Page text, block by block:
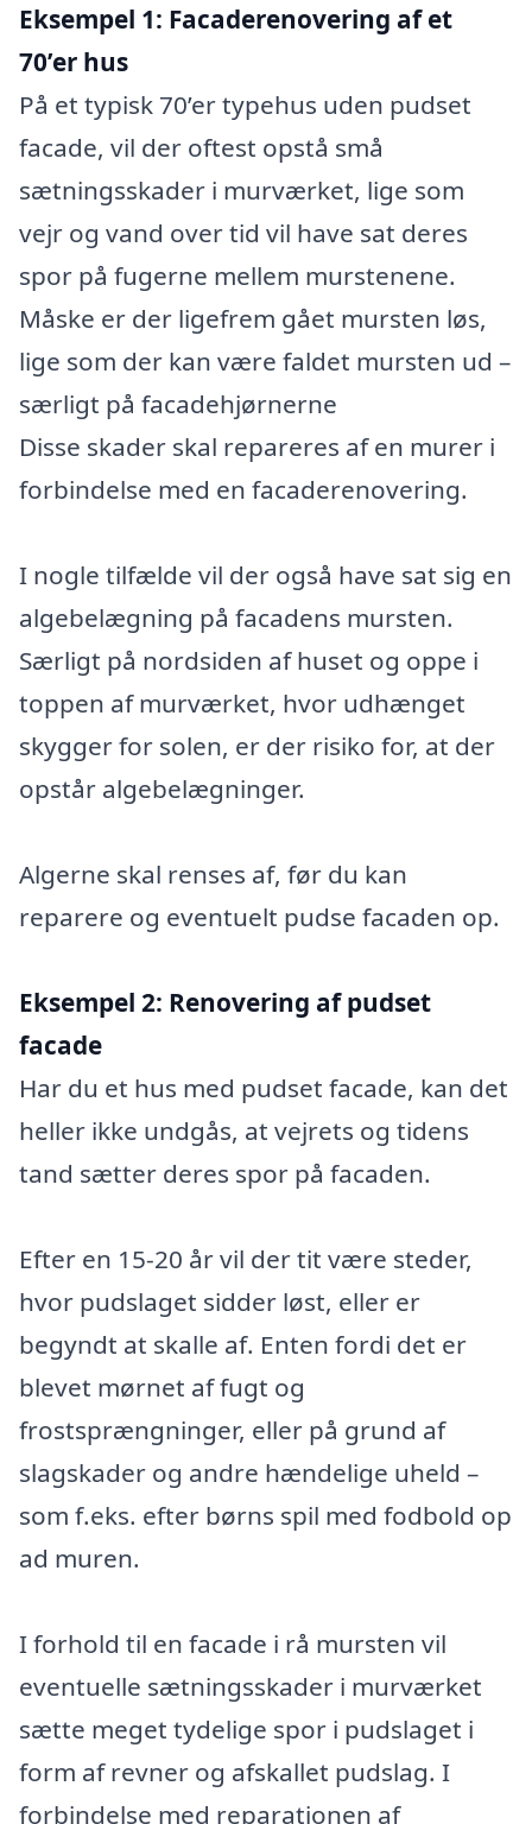
Eksempel 1: Facaderenovering af et
70’er hus
På et typisk 70’er typehus uden pudset
facade, vil der oftest opstå små
sætningsskader i murværket, lige som
vejr og vand over tid vil have sat deres
spor på fugerne mellem murstenene.
Måske er der ligefrem gået mursten løs,
lige som der kan være faldet mursten ud –
særligt på facadehjørnerne
Disse skader skal repareres af en murer i
forbindelse med en facaderenovering.
I nogle tilfælde vil der også have sat sig en
algebelægning på facadens mursten.
Særligt på nordsiden af huset og oppe i
toppen af murværket, hvor udhænget
skygger for solen, er der risiko for, at der
opstår algebelægninger.
Algerne skal renses af, før du kan
reparere og eventuelt pudse facaden op.
Eksempel 2: Renovering af pudset
facade
Har du et hus med pudset facade, kan det
heller ikke undgås, at vejrets og tidens
tand sætter deres spor på facaden.
Efter en 15-20 år vil der tit være steder,
hvor pudslaget sidder løst, eller er
begyndt at skalle af. Enten fordi det er
blevet mørnet af fugt og
frostsprængninger, eller på grund af
slagskader og andre hændelige uheld –
som f.eks. efter børns spil med fodbold op
ad muren.
I forhold til en facade i rå mursten vil
eventuelle sætningsskader i murværket
sætte meget tydelige spor i pudslaget i
form af revner og afskallet pudslag. I
forbindelse med reparationen af